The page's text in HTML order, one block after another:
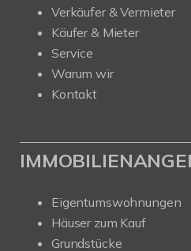
Verkäufer & Vermieter
Käufer & Mieter
Service
Warum wir
Kontakt
Eigentumswohnungen
Häuser zum Kauf
Grundstücke